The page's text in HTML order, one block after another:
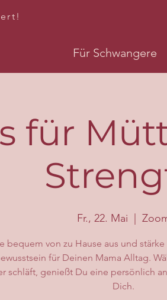
Für Schwangere
für
Fr., 22. Mai
bequem von zu Hause aus und
für Deinen Mama Alltag.
schläft, genießt Du eine persönlich
Dich.